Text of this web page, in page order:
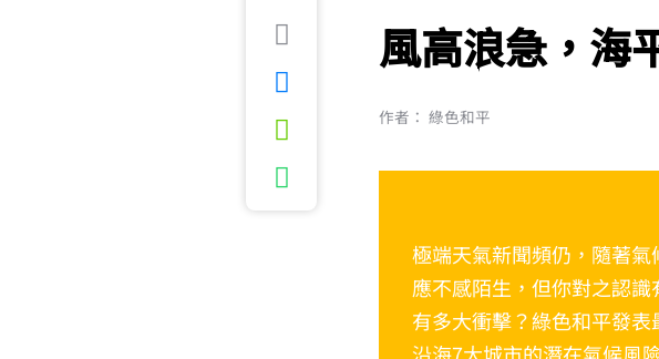
風高浪急，海
作者： 綠色和平
極端天氣新聞頻仍，隨著
應不感陌生，但你對之認
有多大衝擊？綠色和平發